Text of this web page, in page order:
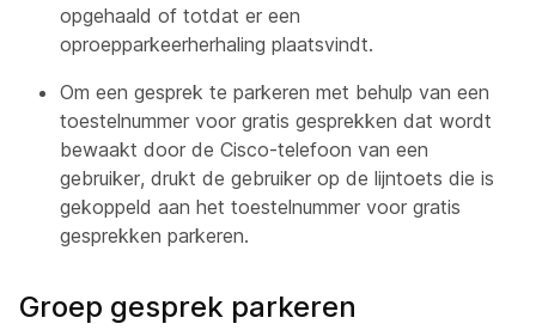
opgehaald of totdat er een
oproepparkeerherhaling plaatsvindt.
Om een gesprek te parkeren met behulp van een
toestelnummer voor gratis gesprekken dat wordt
bewaakt door de Cisco-telefoon van een
gebruiker, drukt de gebruiker op de lijntoets die is
gekoppeld aan het toestelnummer voor gratis
gesprekken parkeren.
Groep gesprek parkeren